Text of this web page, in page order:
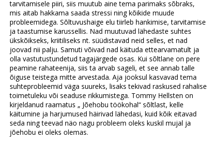
tarvitamisele piiri, siis muutub aine tema parimaks sõbraks,
mis aitab hakkama saada stressi ning kõikide muude
probleemidega. Sõltuvushaige elu tiirleb hankimise, tarvitamise
ja taastumise karussellis. Nad muutuvad lähedaste suhtes
ükskõikseks, kriitiliseks nt. süüdistavad neid selles, et nad
joovad nii palju. Samuti võivad nad käituda ettearvamatult ja
olla vastutustundetud tagajärgede osas. Kui sõltlane on pere
peamine rahateenija, siis ta arvab sageli, et see annab talle
õiguse teistega mitte arvestada. Aja jooksul kasvavad tema
suhteprobleemid väga suureks, lisaks tekivad raskused rahalise
toimetuleku või seaduse rikkumistega. Tommy Hellsten on
kirjeldanud raamatus „ Jõehobu töökohal“ sõltlast, kelle
käitumine ja harjumused häirivad lähedasi, kuid kõik eitavad
seda ning teevad näo nagu probleem oleks kuskil mujal ja
jõehobu ei oleks olemas.